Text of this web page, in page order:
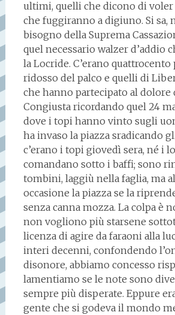
ultimi, quelli che dicono di voler
che fuggiranno a digiuno. Si sa,
bisogno della Suprema
quel necessario walzer d’addio
la Locride. C’erano quattrocento
ridosso del palco e quelli di
che hanno partecipato al dolore
Congiusta ricordando quel 24
dove i topi hanno vinto sugli
ha invaso la piazza sradicando
c’erano i topi giovedì sera, né i
comandano sotto i baffi; sono
tombini, laggiù nella faglia, ma
occasione la piazza se la
senza canna mozza. La colpa è
non vogliono più starsene
licenza di agire da faraoni alla
interi decenni, confondendo
disonore, abbiamo concesso
lamentiamo se le note sono
sempre più disperate. Eppure
gente che si godeva il mondo